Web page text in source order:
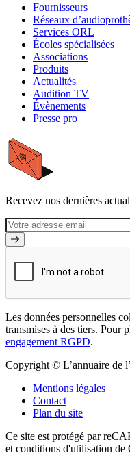
Fournisseurs
Réseaux
Services ORL
Écoles spécialisées
Associations
Produits
Actualités
Audition TV
Évènements
Presse pro
Recevez nos dernières
Les données personnelles
transmises à des tiers. Pour
engagement RGPD.
Copyright © L’annuaire de
Mentions légales
Contact
Plan du site
Ce site est protégé par
et conditions d'utilisation de